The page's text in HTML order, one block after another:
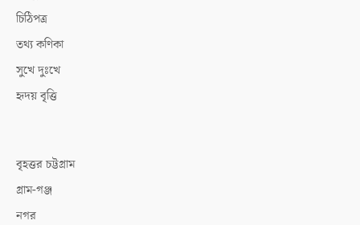
চিঠিপত্র
তথ্য কণিকা
সুখে দুঃখে
হৃদয় বৃত্তি
বৃহত্তর চট্টগ্রাম
গ্রাম-গঞ্জ
নগর